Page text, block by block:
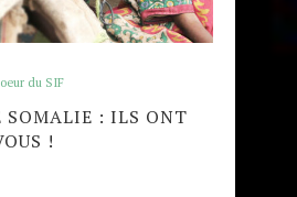
du SIF
SOMALIE : ILS ONT
!